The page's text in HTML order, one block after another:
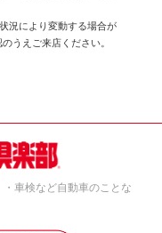
況により変動する場合が
うえご来店ください。
車検など自動車のことな